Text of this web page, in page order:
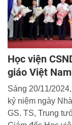
Học viện
giáo Việt
Sáng 20/11/
kỷ niệm ngày
GS. TS, Trung